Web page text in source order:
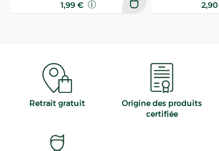
1,99 €
Retrait gratuit
Origine des produits
certifiée